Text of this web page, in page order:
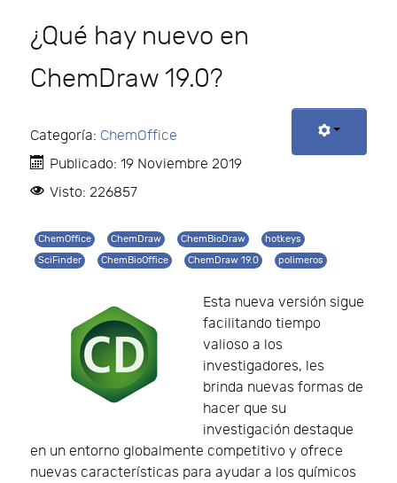
¿Qué hay nuevo en
ChemDraw 19.0?
Categoría: ChemOffice
Publicado: 19 Noviembre 2019
Visto: 226857
ChemOffice ChemDraw ChemBioDraw
hotkeys
SciFinder
ChemBioOffice ChemDraw 19.0 polimeros
Esta nueva versión sigue
facilitando tiempo
valioso a los
investigadores, les
brinda nuevas formas de
hacer que su
investigación destaque
en un entorno globalmente competitivo y ofrece
nuevas características para ayudar a los químicos